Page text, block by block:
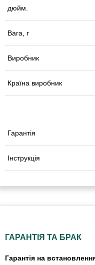
дюйм.
Вага, г
Виробник
Країна виробник
Гарантія
Інструкція
ГАРАНТІЯ ТА БРАК
Гарантія на